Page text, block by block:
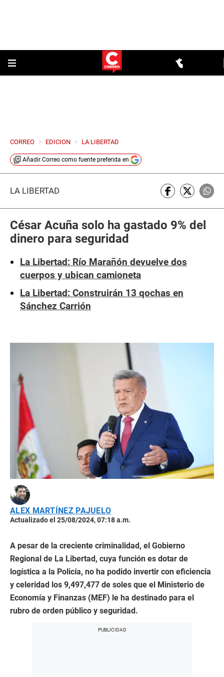
CORREO > EDICION > LA LIBERTAD
Añadir Correo como fuente preferida en
LA LIBERTAD
César Acuña solo ha gastado 9% del
dinero para seguridad
La Libertad: Río Marañón devuelve dos
cuerpos y ubican camioneta
La Libertad: Construirán 13 qochas en
Sánchez Carrión
ALEX MARTÍNEZ PAJUELO
Actualizado el 25/08/2024, 07:18 a.m.
A pesar de la creciente criminalidad, el Gobierno
Regional de La Libertad, cuya función es dotar de
logística a la Policía, no ha podido invertir con eficiencia
y celeridad los 9,497,477 de soles que el Ministerio de
Economía y Finanzas (MEF) le ha destinado para el
rubro de orden público y seguridad.